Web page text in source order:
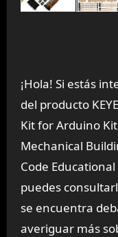
¡Hola! Si estás
del producto
Kit for Arduino
Mechanical
Code
puedes
se encuentra
averiguar más